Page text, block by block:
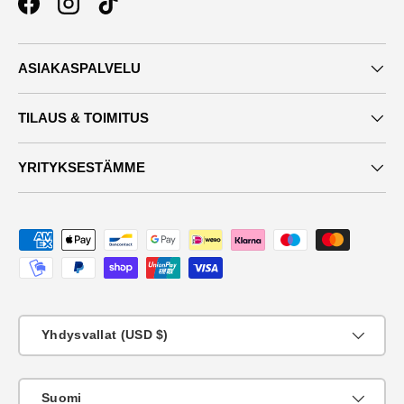
FacebookInstagramTikTok
ASIAKASPALVELU
TILAUS & TOIMITUS
YRITYKSESTÄMME
Maksutavat
Yhdysvallat (USD $)
Suomi